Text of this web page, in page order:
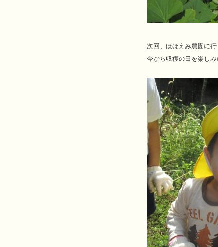
次回、ほほえみ農園に
今から収穫の日を楽し